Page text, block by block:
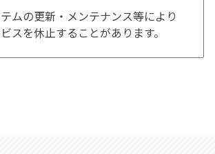
ムの更新・メンテナンス等により
スを休止することがあります。